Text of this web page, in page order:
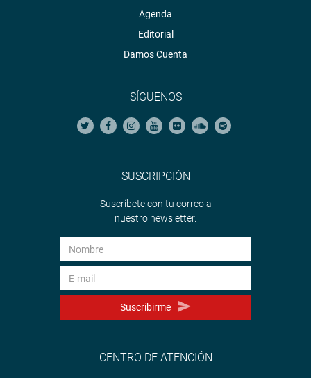
Agenda
Editorial
Damos Cuenta
SÍGUENOS
SUSCRIPCIÓN
Suscríbete con tu correo a
nuestro newsletter.
Suscribirme
CENTRO DE ATENCIÓN